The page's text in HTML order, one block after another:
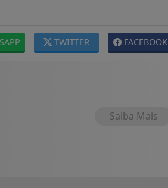
FACEBOOK
TWITTER
Saiba Mais